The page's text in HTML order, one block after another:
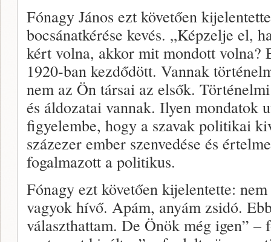
Fónagy János ezt követően
bocsánatkérése kevés. „Képzelje el,
kért volna, akkor mit mondott volna?
1920-ban kezdődött. Vannak
nem az Ön társai az elsők.
és áldozatai vannak. Ilyen mondatok
figyelembe, hogy a szavak politikai
százezer ember szenvedése és
fogalmazott a politikus.
Fónagy ezt követően kijelentette:
vagyok hívő. Apám, anyám zsidó.
választhattam. De Önök még igen” –